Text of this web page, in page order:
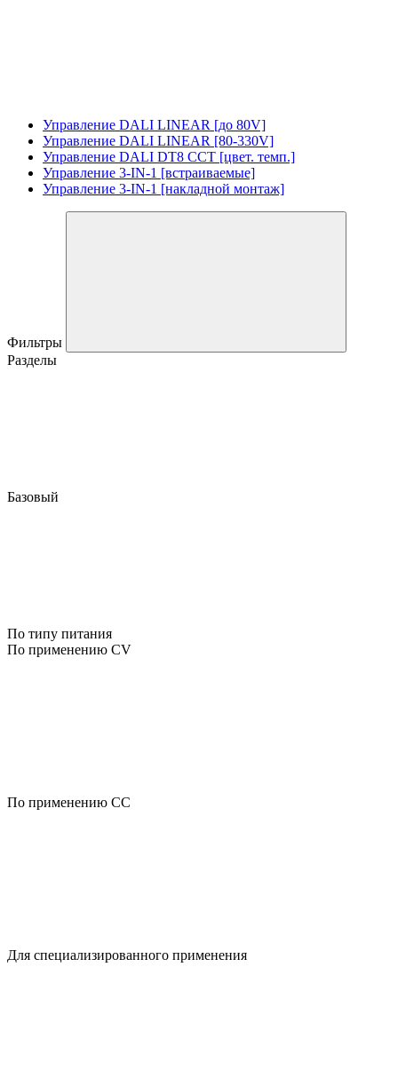
Управление DALI LINEAR [до 80V]
Управление DALI LINEAR [80-330V]
Управление DALI DT8 CCT [цвет. темп.]
Управление 3-IN-1 [встраиваемые]
Управление 3-IN-1 [накладной монтаж]
Фильтры
Разделы
Базовый
По типу питания
По применению CV
По применению CC
Для специализированного применения